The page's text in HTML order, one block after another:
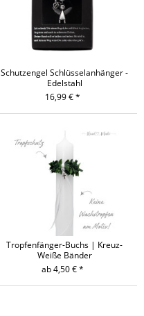
Schutzengel Schlüsselanhänger -
Edelstahl
16,99 € *
Tropfenfänger-Buchs | Kreuz-
Weiße Bänder
ab 4,50 € *